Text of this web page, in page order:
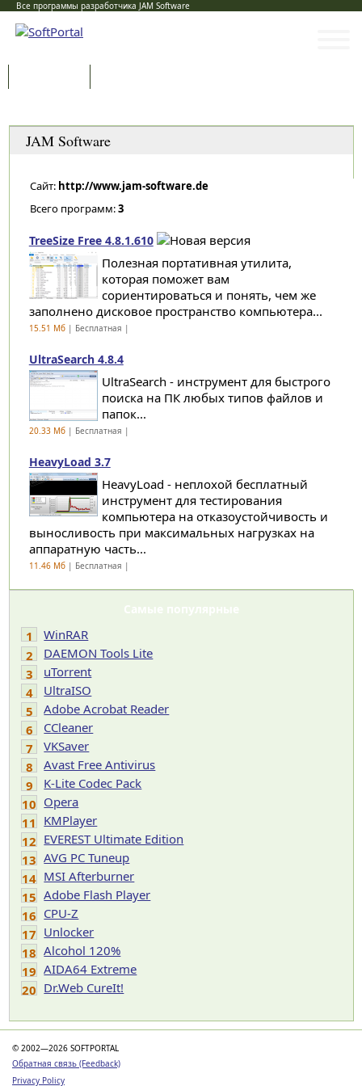
Все программы разработчика JAM Software
JAM Software
Сайт: http://www.jam-software.de
Всего программ:3
TreeSize Free 4.8.1.610
Полезная портативная утилита,
которая поможет вам
сориентироваться и понять, чем же
заполнено дисковое пространство компьютера...
15.51 Мб| Бесплатная |
UltraSearch 4.8.4
UltraSearch - инструмент для быстрого
поиска на ПК любых типов файлов и
папок...
20.33 Мб| Бесплатная |
HeavyLoad 3.7
HeavyLoad - неплохой бесплатный
инструмент для тестирования
компьютера на отказоустойчивость и
выносливость при максимальных нагрузках на
аппаратную часть...
11.46 Мб| Бесплатная |
Самые популярные
1
WinRAR
2
DAEMON Tools Lite
3
uTorrent
4
UltraISO
5
Adobe Acrobat Reader
6
CCleaner
7
VKSaver
8
Avast Free Antivirus
9
K-Lite Codec Pack
10 Opera
11 KMPlayer
12 EVEREST Ultimate Edition
13 AVG PC Tuneup
14 MSI Afterburner
15 Adobe Flash Player
16 CPU-Z
17 Unlocker
18 Alcohol 120%
19 AIDA64 Extreme
20 Dr.Web CureIt!
© 2002—2026 SOFTPORTAL
Обратная связь (Feedback)
Privacy Policy